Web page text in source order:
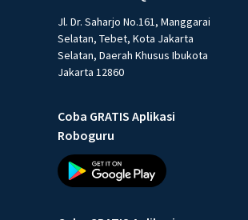
Jl. Dr. Saharjo No.161, Manggarai
Selatan, Tebet, Kota Jakarta
Selatan, Daerah Khusus Ibukota
Jakarta 12860
Coba GRATIS Aplikasi
Roboguru